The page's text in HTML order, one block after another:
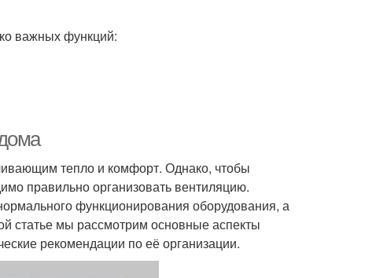
важных функций:
тепло и комфорт. Однако, чтобы
правильно организовать вентиляцию.
функционирования оборудования, а
статье мы рассмотрим основные аспекты
рекомендации по её организации.